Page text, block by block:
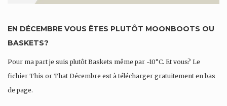
EN DÉCEMBRE VOUS ÊTES PLUTÔT MOONBOOTS OU
BASKETS?
Pour ma part je suis plutôt Baskets même par -10°C. Et vous? Le
fichier This or That Décembre est à télécharger gratuitement en bas
de page.